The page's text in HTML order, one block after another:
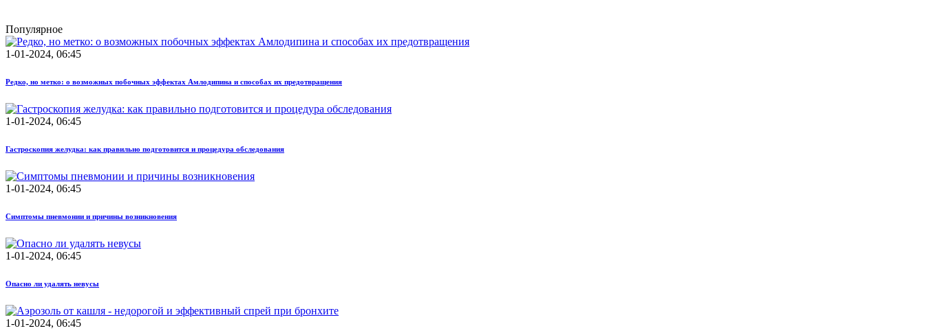
Популярное
1-01-2024, 06:45
Редко, но метко: о возможных побочных эффектах Амлодипина и способах их предотвращения
1-01-2024, 06:45
Гастроскопия желудка: как правильно подготовится и процедура обследования
1-01-2024, 06:45
Симптомы пневмонии и причины возникновения
1-01-2024, 06:45
Опасно ли удалять невусы
1-01-2024, 06:45